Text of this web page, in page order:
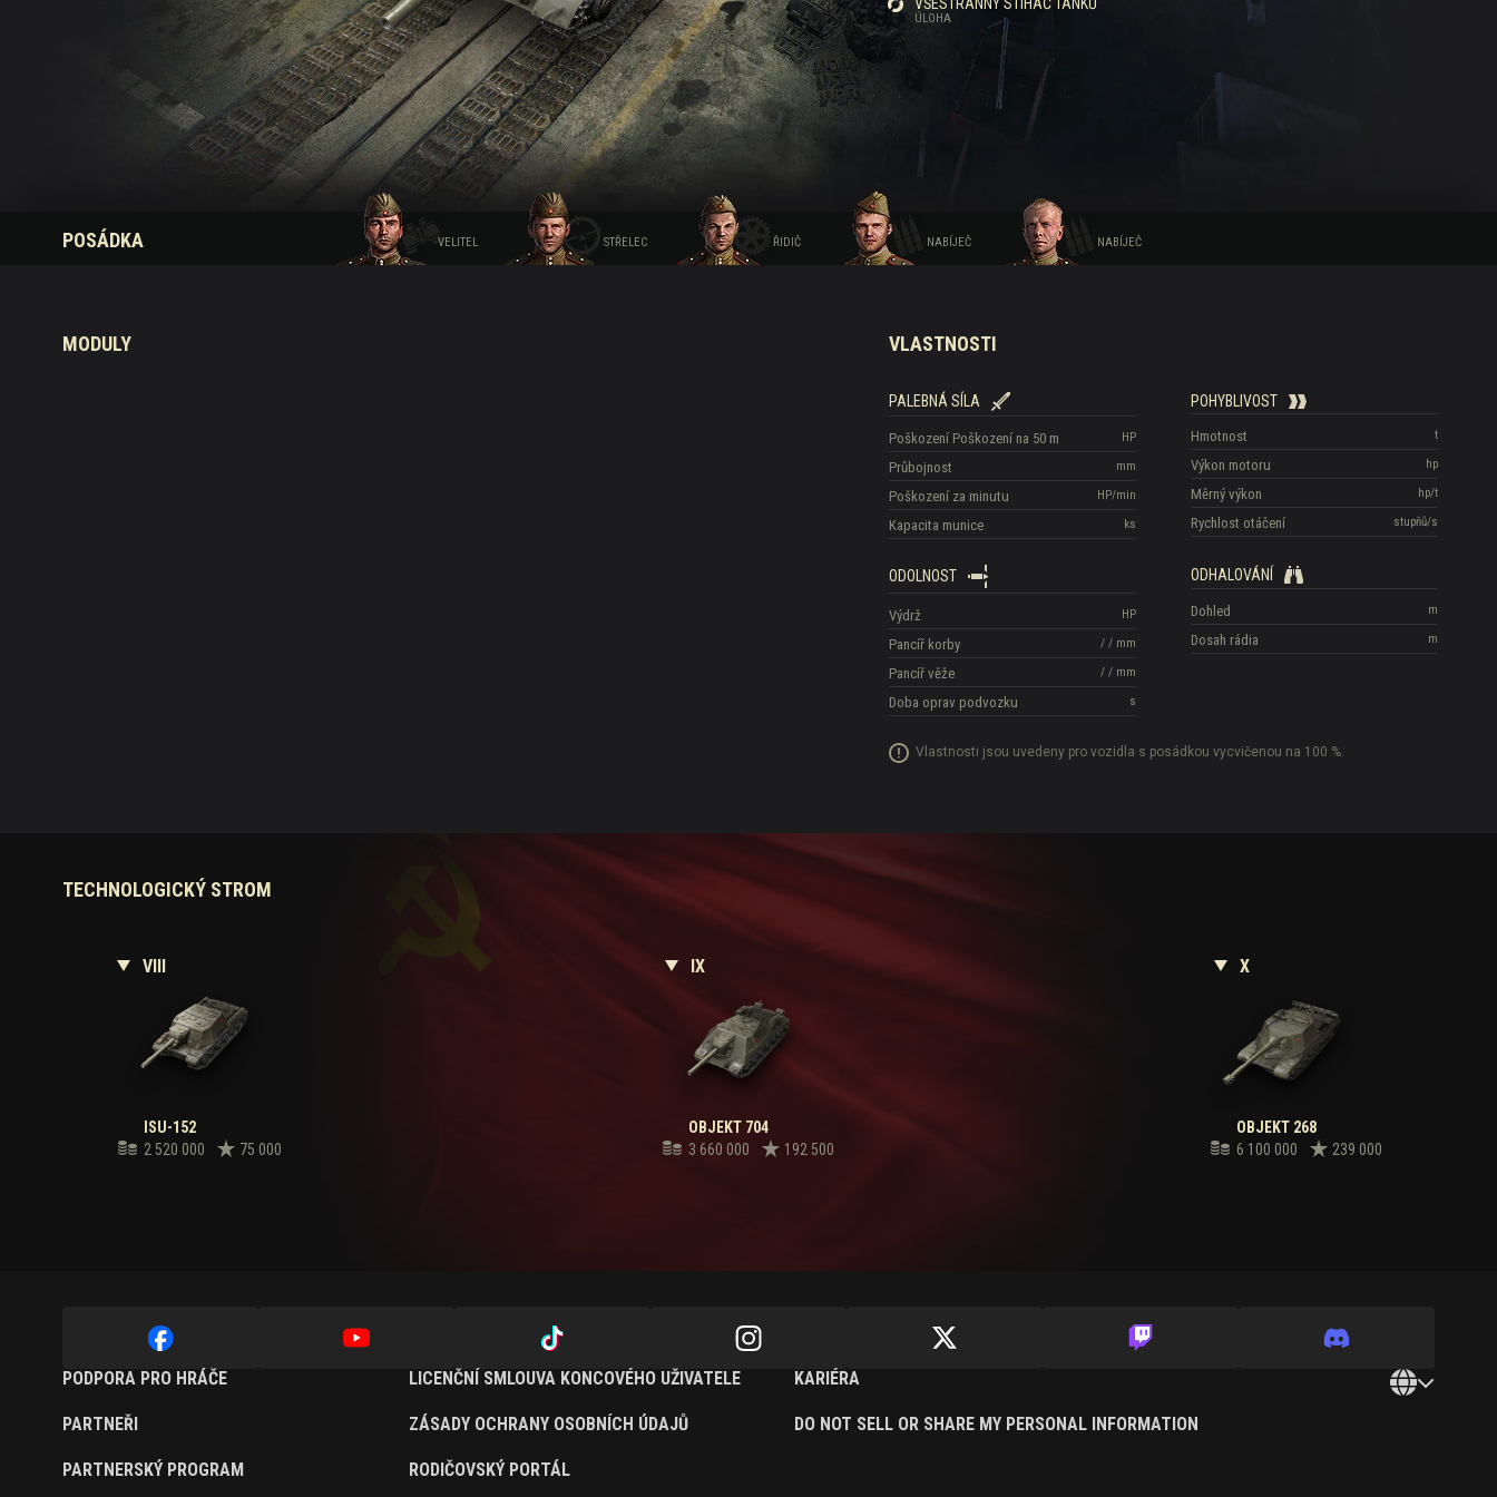
Průvodce Twitch Drops
ÚLOHA
POSÁDKA VELITEL STŘELEC ŘIDIČ NABÍJEČ NABÍJEČ
MODULY VLASTNOSTI
PALEBNÁ SÍLA
HP
Poškození Poškození na 50 m
mm
Průbojnost
HP/min
Poškození za minutu
ks
Kapacita munice
POHYBLIVOST
t
Hmotnost
hp
Výkon motoru
hp/t
Měrný výkon
stupňů/s
Rychlost otáčení
ODOLNOST
HP
Výdrž
/ / mm
Pancíř korby
/ / mm
Pancíř věže
s
Doba oprav podvozku
ODHALOVÁNÍ
m
Dohled
m
Dosah rádia
Vlastnosti jsou uvedeny pro vozidla s posádkou vycvičenou na 100 %.
TECHNOLOGICKÝ STROM
ISU-152
2 520 000
75 000
VIII
OBJEKT 704
3 660 000
192 500
IX
OBJEKT 268
6 100 000
239 000
X
PODPORA PRO HRÁČE
PARTNEŘI
PARTNERSKÝ PROGRAM
LICENČNÍ SMLOUVA KONCOVÉHO UŽIVATELE
ZÁSADY OCHRANY OSOBNÍCH ÚDAJŮ
RODIČOVSKÝ PORTÁL
KARIÉRA
DO NOT SELL OR SHARE MY PERSONAL INFORMATION